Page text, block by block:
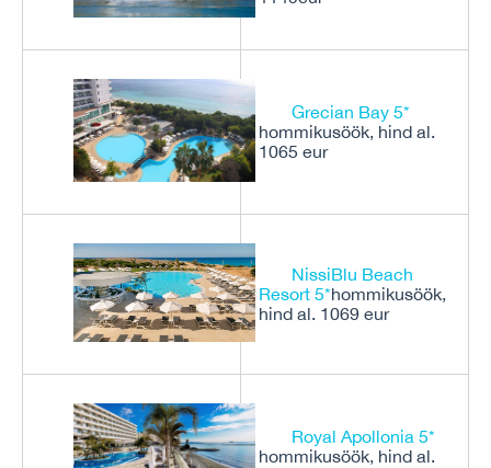
Grecian Bay 5*
hommikusöök, hind al.
1065 eur
NissiBlu Beach
Resort 5*hommikusöök,
hind al. 1069 eur
Royal Apollonia 5*
hommikusöök, hind al.